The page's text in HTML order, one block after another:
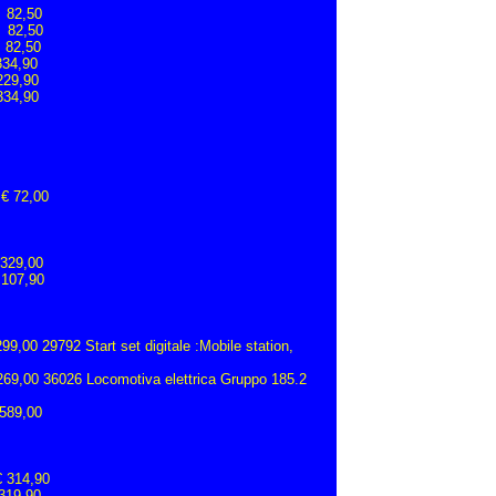
82,50
82,50
72,00
29792 Start set digitale :Mobile station,
36026 Locomotiva elettrica Gruppo 185.2
314,90